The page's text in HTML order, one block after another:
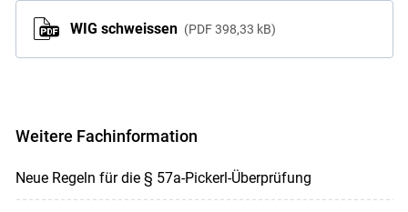
WIG schweissen PDF 398,33 kB
Weitere Fachinformation
Neue Regeln für die § 57a-Pickerl-Überprüfung